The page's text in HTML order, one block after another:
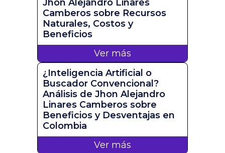
Jhon Alejandro Linares
Camberos sobre Recursos
Naturales, Costos y
Beneficios
Ver más
¿Inteligencia Artificial o
Buscador Convencional?
Análisis de Jhon Alejandro
Linares Camberos sobre
Beneficios y Desventajas en
Colombia
Ver más